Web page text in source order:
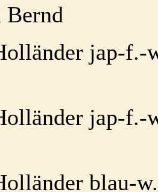
Bernd
jap-
jap-
blau-